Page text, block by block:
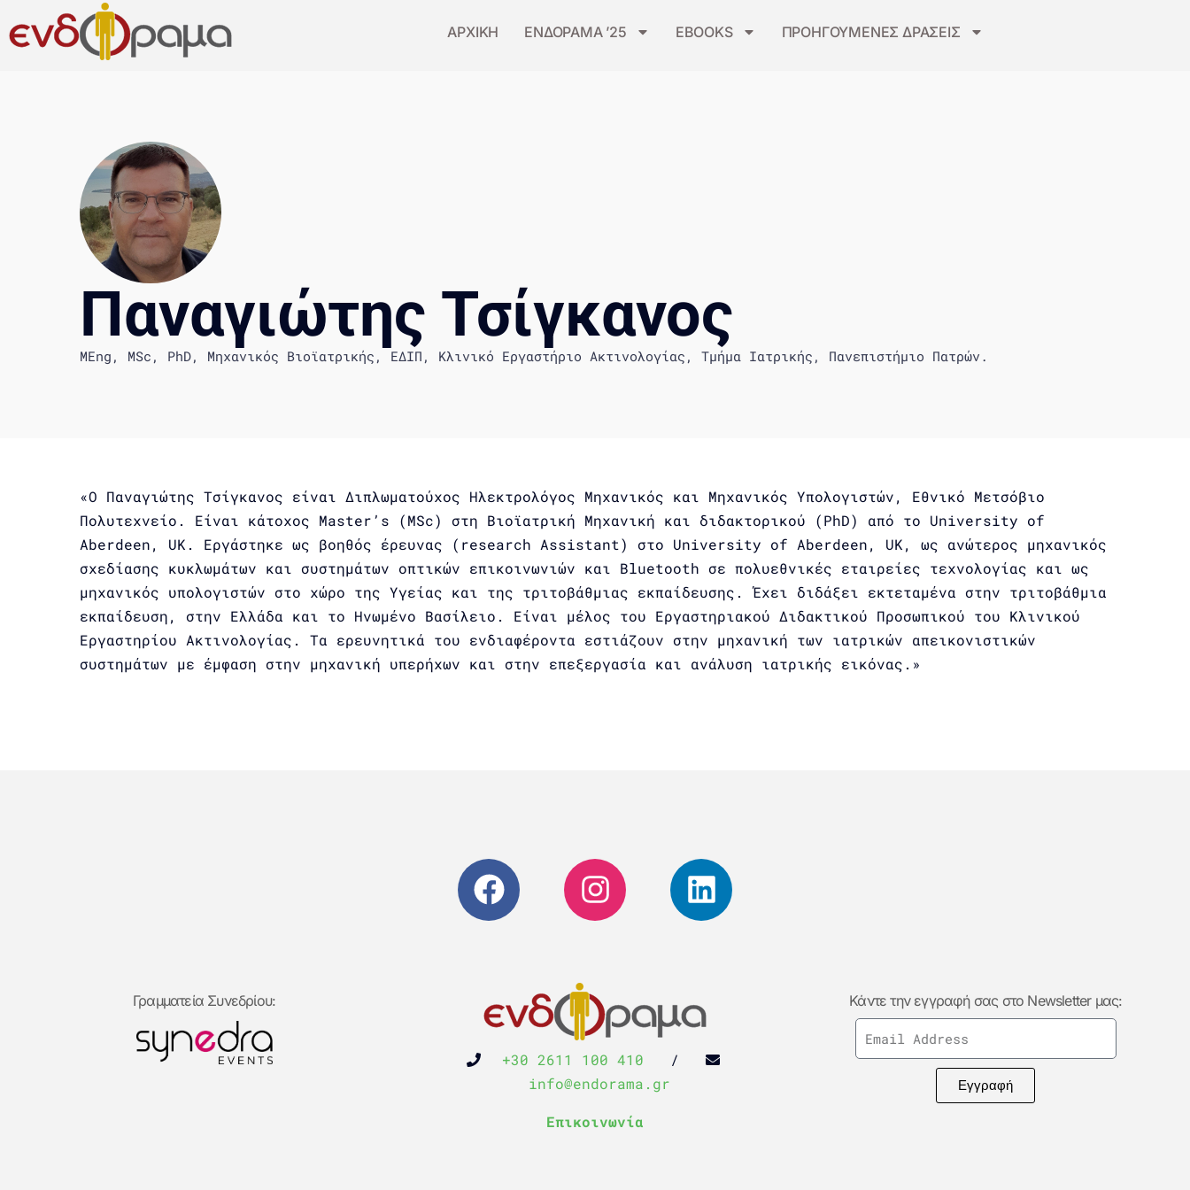
ΑΡΧΙΚΗ ΕΝΔΟΡΑΜΑ ’25 EBOOKS ΠΡΟΗΓΟΥΜΕΝΕΣ ΔΡΑΣΕΙΣ
Παναγιώτης Τσίγκανος
MEng, MSc, PhD, Μηχανικός Βιοϊατρικής, ΕΔΙΠ, Κλινικό Εργαστήριο Ακτινολογίας, Τμήμα Ιατρικής, Πανεπιστήμιο Πατρών.
«Ο Παναγιώτης Τσίγκανος είναι Διπλωματούχος Ηλεκτρολόγος Μηχανικός και Μηχανικός Υπολογιστών, Εθνικό Μετσόβιο
Πολυτεχνείο. Είναι κάτοχος Master’s (MSc) στη Βιοϊατρική Μηχανική και διδακτορικού (PhD) από το University of
Aberdeen, UK. Εργάστηκε ως βοηθός έρευνας (research Assistant) στο University of Aberdeen, UK, ως ανώτερος μηχανικός
σχεδίασης κυκλωμάτων και συστημάτων οπτικών επικοινωνιών και Bluetooth σε πολυεθνικές εταιρείες τεχνολογίας και ως
μηχανικός υπολογιστών στο χώρο της Υγείας και της τριτοβάθμιας εκπαίδευσης. Έχει διδάξει εκτεταμένα στην τριτοβάθμια
εκπαίδευση, στην Ελλάδα και το Ηνωμένο Βασίλειο. Είναι μέλος του Εργαστηριακού Διδακτικού Προσωπικού του Κλινικού
Εργαστηρίου Ακτινολογίας. Τα ερευνητικά του ενδιαφέροντα εστιάζουν στην μηχανική των ιατρικών απεικονιστικών
συστημάτων με έμφαση στην μηχανική υπερήχων και στην επεξεργασία και ανάλυση ιατρικής εικόνας.»
Γραμματεία Συνεδρίου:
+30 2611 100 410 /
info@endorama.gr
Επικοινωνία
Κάντε την εγγραφή σας στο Newsletter μας:
Εγγραφή